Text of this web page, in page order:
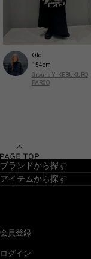
Oto
154cm
Ground Y IKEBUKURO
PARCO
ブランドから探す
アイテムから探す
会員登録
ログイン